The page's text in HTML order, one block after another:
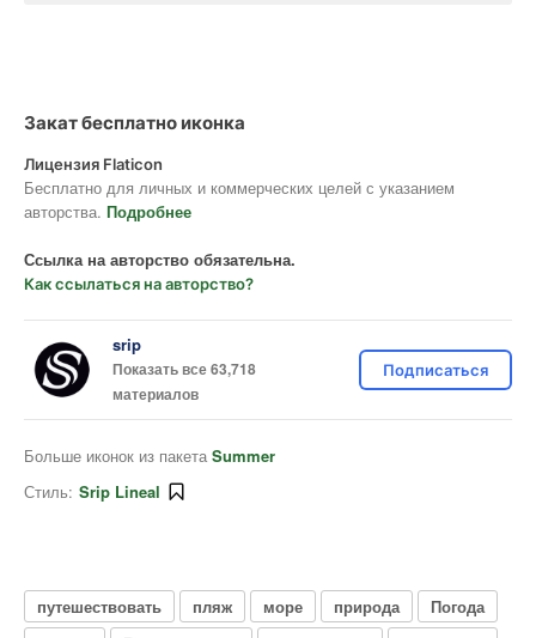
Закат бесплатно иконка
Лицензия Flaticon
Бесплатно для личных и коммерческих целей с указанием
авторства. Подробнее
Ссылка на авторство обязательна.
Как ссылаться на авторство?
srip
Показать все 63,718
материалов
Подписаться
Больше иконок из пакета Summer
Стиль: Srip Lineal
путешествовать пляж море природа
Погода